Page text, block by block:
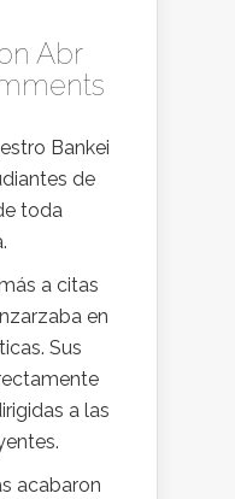
Abr
Bankei
de
toda
a citas
en
Sus
a las
acabaron